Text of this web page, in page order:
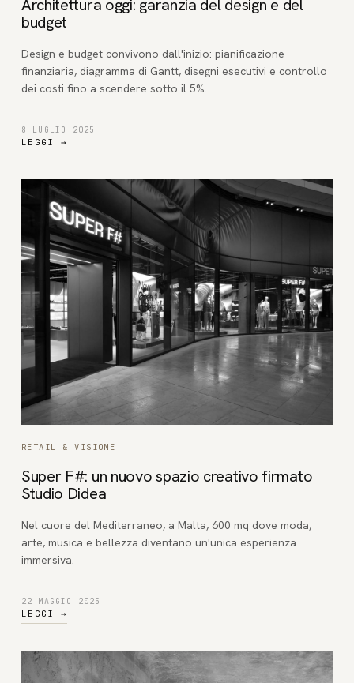
Architettura oggi: garanzia del design e del
budget
Design e budget convivono dall'inizio: pianificazione
finanziaria, diagramma di Gantt, disegni esecutivi e controllo
dei costi fino a scendere sotto il 5%.
8 LUGLIO 2025
LEGGI →
RETAIL & VISIONE
Super F#: un nuovo spazio creativo firmato
Studio Didea
Nel cuore del Mediterraneo, a Malta, 600 mq dove moda,
arte, musica e bellezza diventano un'unica esperienza
immersiva.
22 MAGGIO 2025
LEGGI →